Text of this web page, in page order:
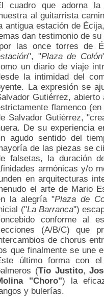
cuadro que adorna
al guitarrista
antigua estación de
dan testimonio de
las once torres de
", "Plaza de Colón
un diario de viaje
la intimidad del
La expresión se
Gutiérrez,
flamenco
Salvador Gutiérrez,
De su experiencia
agudo sentido del
de las piezas se
falsetas, la duración
armónicas y/o
en arquitecturas
el arte de Mario
la alegría "Plaza de
("La Barranca")
conforme al
(A/B/C) que
de chorus
que finalmente se une
último forma con
(Tío Justito,
"Choro") la
y bulerías.